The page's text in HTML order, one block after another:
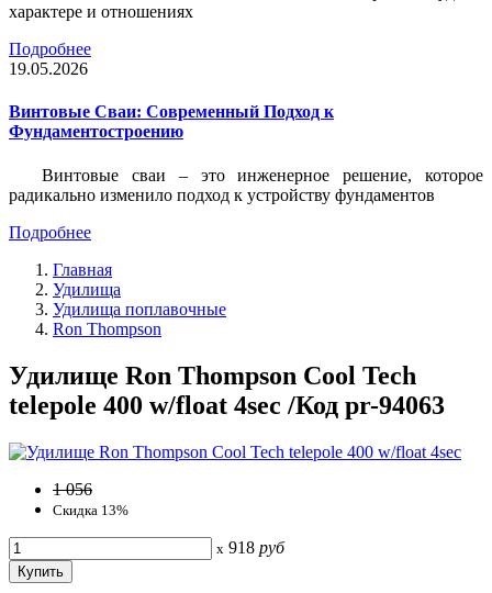
характере и отношениях
Подробнее
19.05.2026
Винтовые Сваи: Современный Подход к
Фундаментостроению
Винтовые сваи – это инженерное решение, которое
радикально изменило подход к устройству фундаментов
Подробнее
Главная
Удилища
Удилища поплавочные
Ron Thompson
Удилище Ron Thompson Cool Tech
telepole 400 w/float 4sec /Код pr-94063
1 056
Скидка 13%
x 918 руб